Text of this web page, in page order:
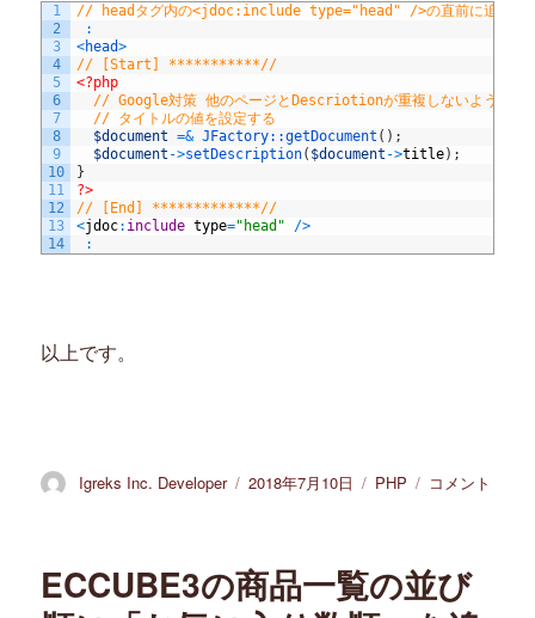
1
2
3
4
5
6
7
8
9
10
11
12
13
14
// headタグ内の<jdoc:include type="head" />の直前に追記
:
<head>
// [Start] ***********//
<?php
// Google対策 他のページとDescriotionが重複しないように
// タイトルの値を設定する
$document
=& JFactory::getDocument ( ) ;
$document ->setDescription( $document ->title) ;
}
?>
// [End] *************//
<jdoc: include type="head" />
:
以上です。
投
Igreks Inc. Developer
投
2018年7月10日
カ
ー
PHP
Joomla1.5
title
の
コメント
ECCUBE3の商品一覧の並び